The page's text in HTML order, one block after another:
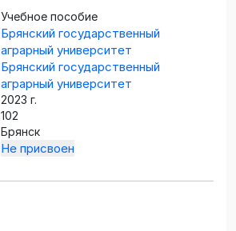
Учебное пособие
Брянский государственный
аграрный университет
Брянский государственный
аграрный университет
2023 г.
102
Брянск
Не присвоен